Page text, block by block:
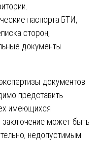
паспорта БТИ,
сторон,
документы
документов
представить
имеющихся
заключение может быть
недопустимым